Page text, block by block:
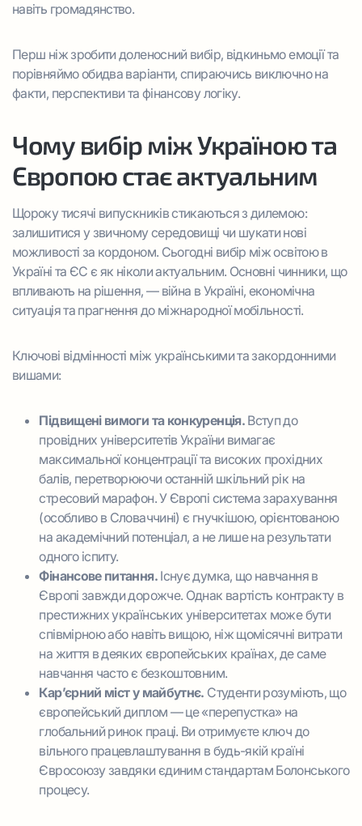
навіть громадянство.
Перш ніж зробити доленосний вибір, відкиньмо емоції та
порівняймо обидва варіанти, спираючись виключно на
факти, перспективи та фінансову логіку.
Чому вибір між Україною та
Європою стає актуальним
Щороку тисячі випускників стикаються з дилемою:
залишитися у звичному середовищі чи шукати нові
можливості за кордоном. Сьогодні вибір між освітою в
Україні та ЄС є як ніколи актуальним. Основні чинники, що
впливають на рішення, — війна в Україні, економічна
ситуація та прагнення до міжнародної мобільності.
Ключові відмінності між українськими та закордонними
вишами:
Підвищені вимоги та конкуренція.Вступ до
провідних університетів України вимагає
максимальної концентрації та високих прохідних
балів, перетворюючи останній шкільний рік на
стресовий марафон. У Європі система зарахування
(особливо в Словаччині) є гнучкішою, орієнтованою
на академічний потенціал, а не лише на результати
одного іспиту.
Фінансове питання.Існує думка, що навчання в
Європі завжди дорожче. Однак вартість контракту в
престижних українських університетах може бути
співмірною або навіть вищою, ніж щомісячні витрати
на життя в деяких європейських країнах, де саме
навчання часто є безкоштовним.
Кар’єрний міст у майбутнє. Студенти розуміють, що
європейський диплом — це «перепустка» на
глобальний ринок праці. Ви отримуєте ключ до
вільного працевлаштування в будь-якій країні
Євросоюзу завдяки єдиним стандартам Болонського
процесу.